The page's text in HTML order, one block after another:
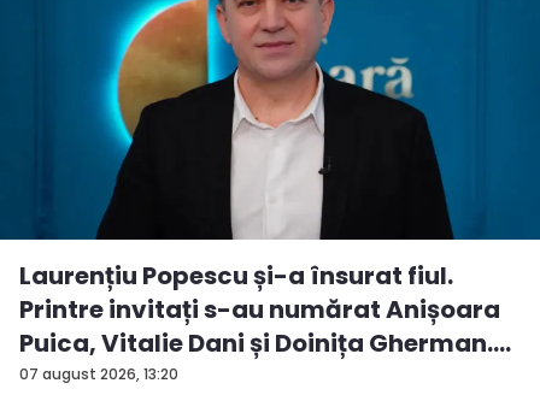
07 august 2026, 13:20
Laurențiu Popescu și-a însurat fiul.
Printre invitați s-au numărat Anișoara
Puica, Vitalie Dani și Doinița Gherman.
P...